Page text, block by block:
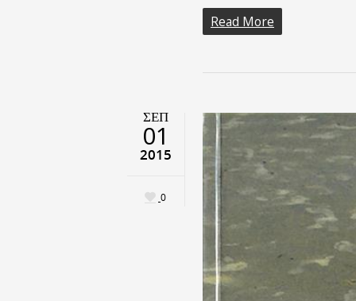
Read More
ΣΕΠ
01
2015
0